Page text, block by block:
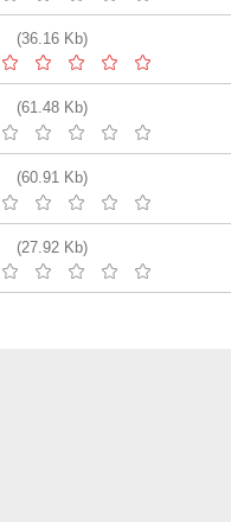
(36.16 Kb)
(61.48 Kb)
(60.91 Kb)
(27.92 Kb)